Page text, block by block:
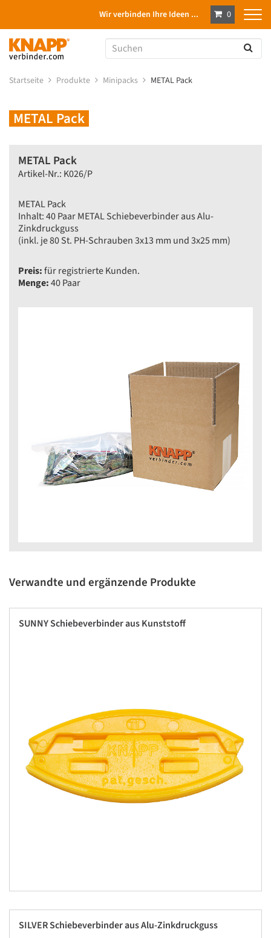
Wir verbinden Ihre Ideen ... 0
Startseite Produkte Minipacks METAL Pack
METAL Pack
METAL Pack
Artikel-Nr.: K026/P
METAL Pack
Inhalt: 40 Paar METAL Schiebeverbinder aus Alu-
Zinkdruckguss
(inkl. je 80 St. PH-Schrauben 3x13 mm und 3x25 mm)
Preis:für registrierte Kunden.
Menge:40 Paar
Verwandte und ergänzende Produkte
SUNNY Schiebeverbinder aus Kunststoff
SILVER Schiebeverbinder aus Alu-Zinkdruckguss